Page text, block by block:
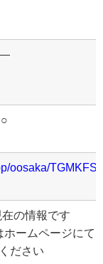
○
oosaka/
の情報です
ームページにて
ださい